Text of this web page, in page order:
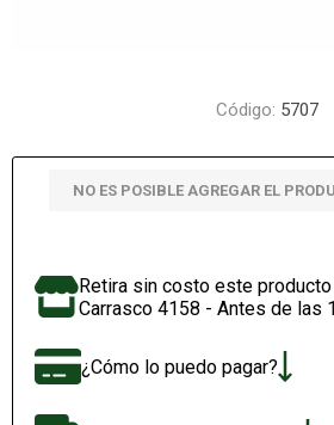
Código: 5707
NO ES POSIBLE AGREGAR EL
Retira sin costo este producto
Carrasco 4158 - Antes de las
¿Cómo lo puedo pagar?